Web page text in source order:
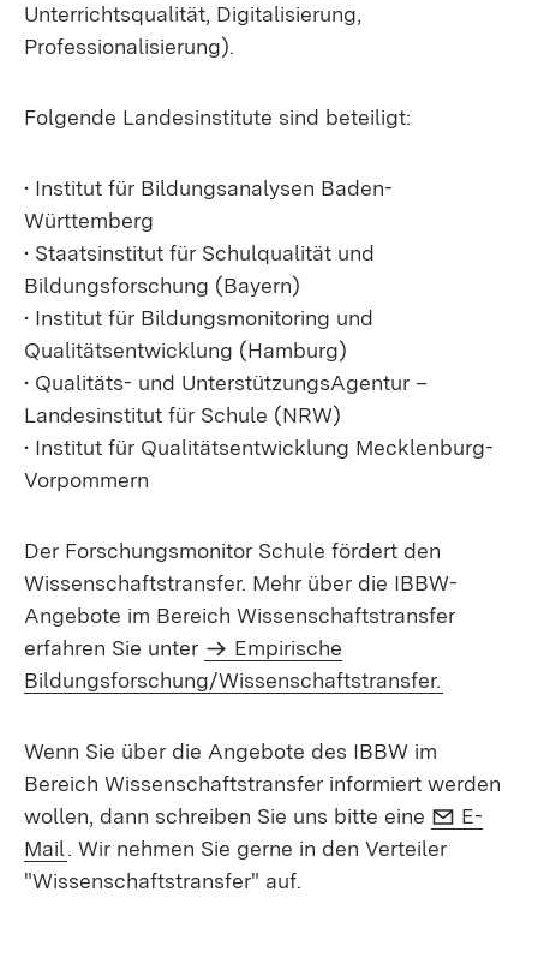
Unterrichtsqualität, Digitalisierung,
Professionalisierung).
Folgende Landesinstitute sind beteiligt:
• Institut für Bildungsanalysen Baden-
Württemberg
• Staatsinstitut für Schulqualität und
Bildungsforschung (Bayern)
• Institut für Bildungsmonitoring und
Qualitätsentwicklung (Hamburg)
• Qualitäts- und UnterstützungsAgentur –
Landesinstitut für Schule (NRW)
• Institut für Qualitätsentwicklung Mecklenburg-
Vorpommern
Der Forschungsmonitor Schule fördert den
Wissenschaftstransfer. Mehr über die IBBW-
Angebote im Bereich Wissenschaftstransfer
erfahren Sie unter
Empirische
Bildungsforschung/Wissenschaftstransfer.
Wenn Sie über die Angebote des IBBW im
Bereich Wissenschaftstransfer informiert werden
wollen, dann schreiben Sie uns bitte eine
E-Mail:
E-
Mail (Öffnet in neuem Fenster)
. Wir nehmen Sie gerne in den Verteiler
"Wissenschaftstransfer" auf.